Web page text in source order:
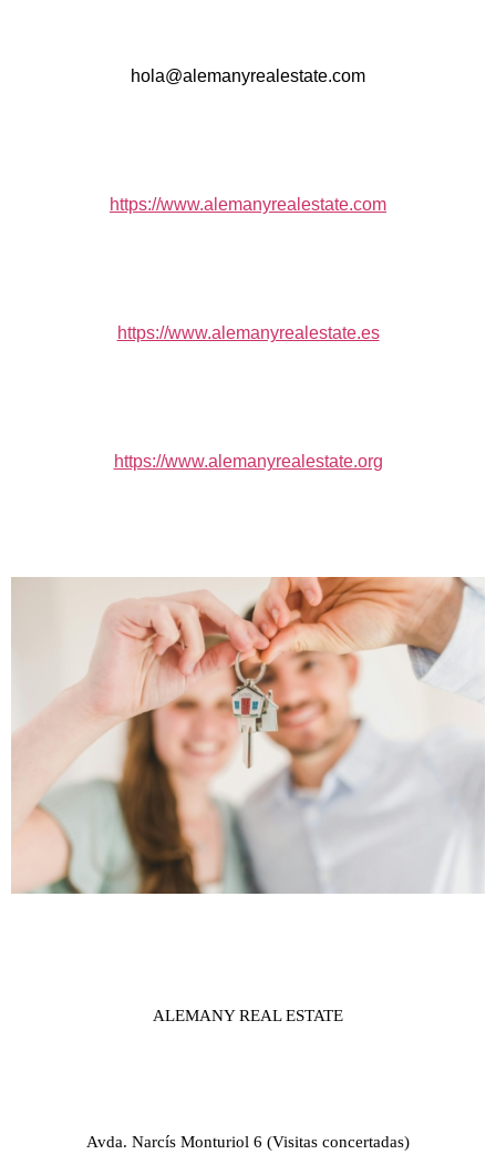
hola@alemanyrealestate.com
https://www.alemanyrealestate.com
https://www.alemanyrealestate.es
https://www.alemanyrealestate.org
ALEMANY REAL ESTATE
Avda. Narcís Monturiol 6 (Visitas concertadas)